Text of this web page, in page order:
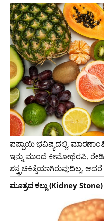
ಪಪ್ಪಾಯಿ ಭವಿಷ್ಯದಲ್ಲಿ,
ಇನ್ನು ಮುಂದೆ ಕೀಮೋಥೆರಪಿ,
ಶಸ್ತ್ರಚಿಕಿತ್ಸೆಯಾಗಿರುವುದಿಲ್ಲ,
ಮೂತ್ರದ ಕಲ್ಲು (Kidney